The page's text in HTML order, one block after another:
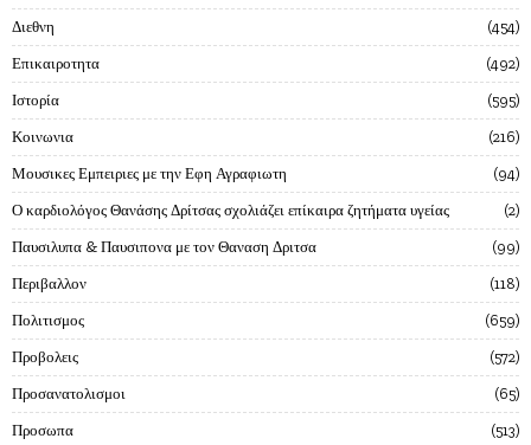
Διεθνη 454
Επικαιροτητα 492
Ιστορία 595
Κοινωνια 216
Μουσικες Εμπειριες με την Εφη Αγραφιωτη 94
Ο καρδιολόγος Θανάσης Δρίτσας σχολιάζει επίκαιρα ζητήματα υγείας 2
Παυσιλυπα & Παυσιπονα με τον Θαναση Δριτσα 99
Περιβαλλον 118
Πολιτισμος 659
Προβολεις 572
Προσανατολισμοι 65
Προσωπα 513